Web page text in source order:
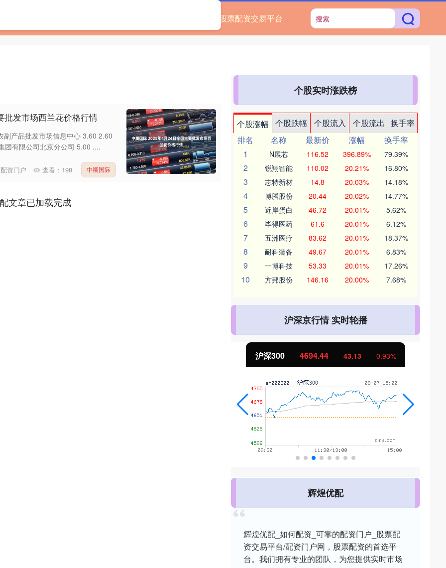
股票配资交易平台
批发市场西兰花价格行情
产品批发市场信息中心 3.60 2.60
团有限公司北京分公司 5.00 ....
资门户 查看： 198 中期国际
文章已加载完成
个股实时涨跌榜
个股涨幅 个股跌幅 个股流入 个股流出
换手率
排名
名称 最新价 涨幅
换手率
1
N展芯 116.52 396.89% 79.39%
2 锐翔智能 110.02 20.21% 16.80%
3 志特新材 14.8 20.03% 14.18%
4 博腾股份 20.44 20.02% 14.77%
5 近岸蛋白 46.72 20.01% 5.62%
6 毕得医药 61.6 20.01% 6.12%
7 五洲医疗 83.62 20.01% 18.37%
8 耐科装备 49.67 20.01% 6.83%
9 一博科技 53.33 20.01% 17.26%
10 方邦股份 146.16 20.00% 7.68%
沪深京行情 实时轮播
沪深300 4694.44 43.13 0.93%
辉煌优配
辉煌优配_如何配资_可靠的配资门户_股票配
资交易平台/配资门户网，股票配资的首选平
台。我们拥有专业的团队，为您提供实时市场